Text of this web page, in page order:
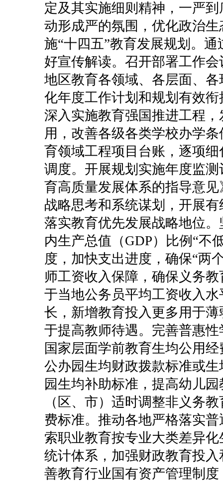
定及其实施细则精神，一严
动形成严的氛围，优化政治
施“十四五”教育发展规划。
好宣传解读。召开部署工作
地区教育各领域、各层面、
化年度工作计划和规划有效
深入实施教育强国推进工程
用，改善各级各类学校办学
育领域工程项目台账，逐项
调度。开展规划实施年度监
育高质量发展体系的指导意
战略思考和系统谋划，开展
落实教育优先发展战略地位
内生产总值（GDP）比例“不
度，加快支出进度，确保“两
师工资收入保障，确保义务
于当地公务员平均工资收入
长，新增教育投入更多用于
于提高教师待遇。完善普惠
国家层面学前教育生均公用
公办园生均财政拨款标准或
园生均补助标准，提高幼儿
（区、市）适时调整非义务
费标准。推动各地严格落实
索职业教育按专业大类差异
统计体系，加强财政教育投
善教育行业国有资产管理制